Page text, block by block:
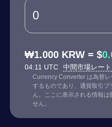
₩1.000 KRW = $
04:11 UTC 中間市場レート
Currency Converter は為替
するものであり、通貨取引
ん。ここに表示される情報は
せん。